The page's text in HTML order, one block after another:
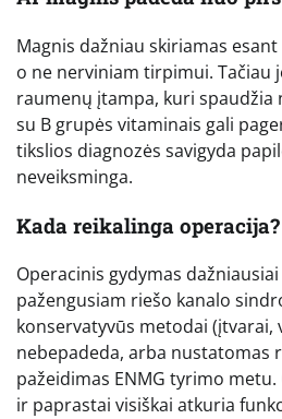
Magnis dažniau skiriamas
o ne nerviniam tirpimui. Tačiau
raumenų įtampa, kuri spaudžia
su B grupės vitaminais gali
tikslios diagnozės savigyda
neveiksminga.
Kada reikalinga operacija?
Operacinis gydymas
pažengusiam riešo kanalo
konservatyvūs metodai (įtvarai,
nebepadeda, arba nustatomas
pažeidimas ENMG tyrimo
ir paprastai visiškai atkuria